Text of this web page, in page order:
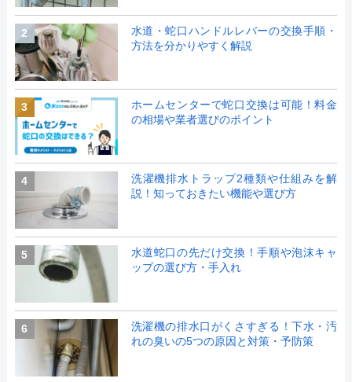
2
水道・蛇口ハンドルレバーの交換手順・
方法を分かりやすく解説
3
ホームセンターで蛇口交換は可能！料金
の相場や業者選びのポイント
4
洗濯機排水トラップ2種類や仕組みを解
説！知っておきたい機能や選び方
5
水道蛇口の先だけ交換！手順や泡沫キャ
ップの選び方・手入れ
6
洗濯機の排水口がくさすぎる！下水・汚
れの臭いの5つの原因と対策・予防策